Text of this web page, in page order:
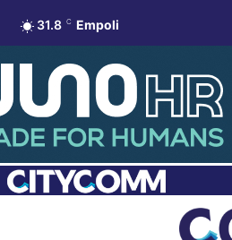
31.8 C Empoli